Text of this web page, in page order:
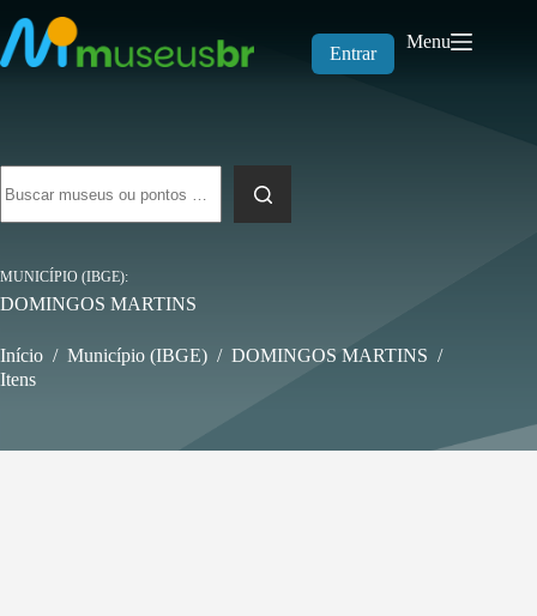
para
o
conteúdo
Entrar
Menu
resultados
MUNICÍPIO (IBGE)
DOMINGOS MARTINS
Início / Município (IBGE) / DOMINGOS MARTINS /
Itens